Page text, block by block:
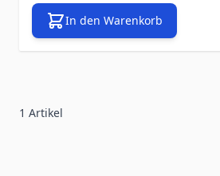
In den Warenkorb
1 Artikel